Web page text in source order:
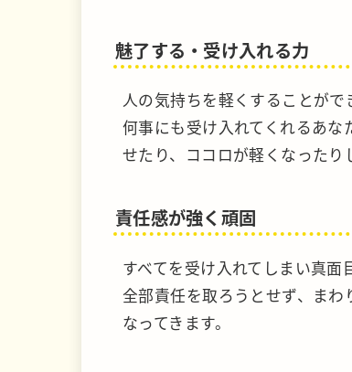
魅了する・受け入れる力
人の気持ちを軽くすることがで
何事にも受け入れてくれるあ
せたり、ココロが軽くなったり
責任感が強く頑固
すべてを受け入れてしまい真面
全部責任を取ろうとせず、ま
なってきます。